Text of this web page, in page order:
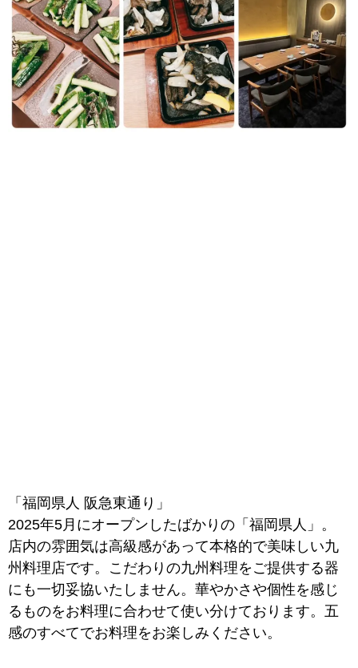
「福岡県人 阪急東通り」
2025年5月にオープンしたばかりの「福岡県人」。
店内の雰囲気は高級感があって本格的で美味しい九
州料理店です。こだわりの九州料理をご提供する器
にも一切妥協いたしません。華やかさや個性を感じ
るものをお料理に合わせて使い分けております。五
感のすべてでお料理をお楽しみください。